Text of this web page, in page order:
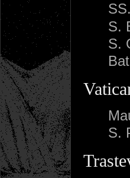
S.
S.
S.